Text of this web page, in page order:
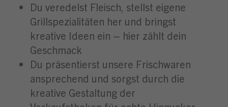
Du veredelst Fleisch, stellst eigene
Grillspezialitäten her und bringst
kreative Ideen ein – hier zählt dein
Geschmack
Du präsentierst unsere Frischwaren
ansprechend und sorgst durch die
kreative Gestaltung der